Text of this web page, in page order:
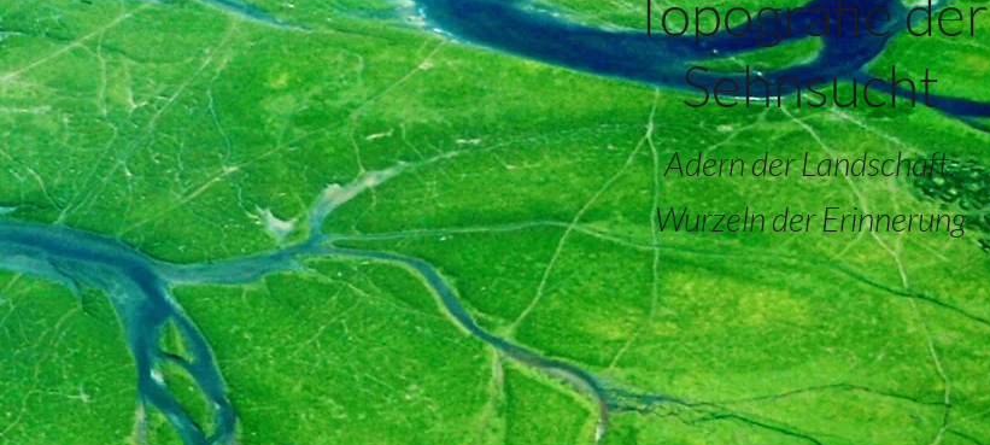
Sehnsucht
Adern der Landschaft,
Wurzeln der Erinnerung